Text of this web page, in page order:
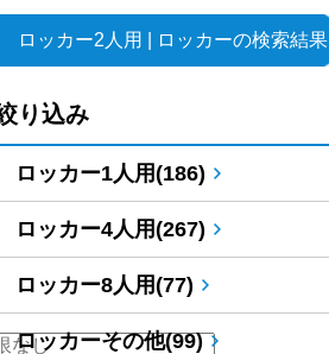
ロッカー2人用 | ロッカーの検索結果
り込み
ロッカー1人用(186)
ロッカー4人用(267)
ロッカー8人用(77)
ロッカーその他(99)